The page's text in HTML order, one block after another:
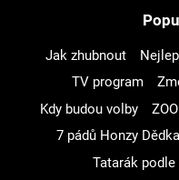
Jak zhubnout
TV program
Kdy budou volby
7 pádů Honzy Dědka
Tatarák